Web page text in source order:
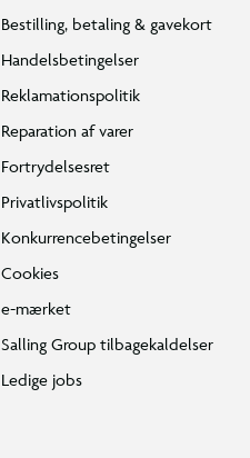
Bestilling, betaling & gavekort
Handelsbetingelser
Reklamationspolitik
Reparation af varer
Fortrydelsesret
Privatlivspolitik
Konkurrencebetingelser
Cookies
e-mærket
Salling Group tilbagekaldelser
Ledige jobs